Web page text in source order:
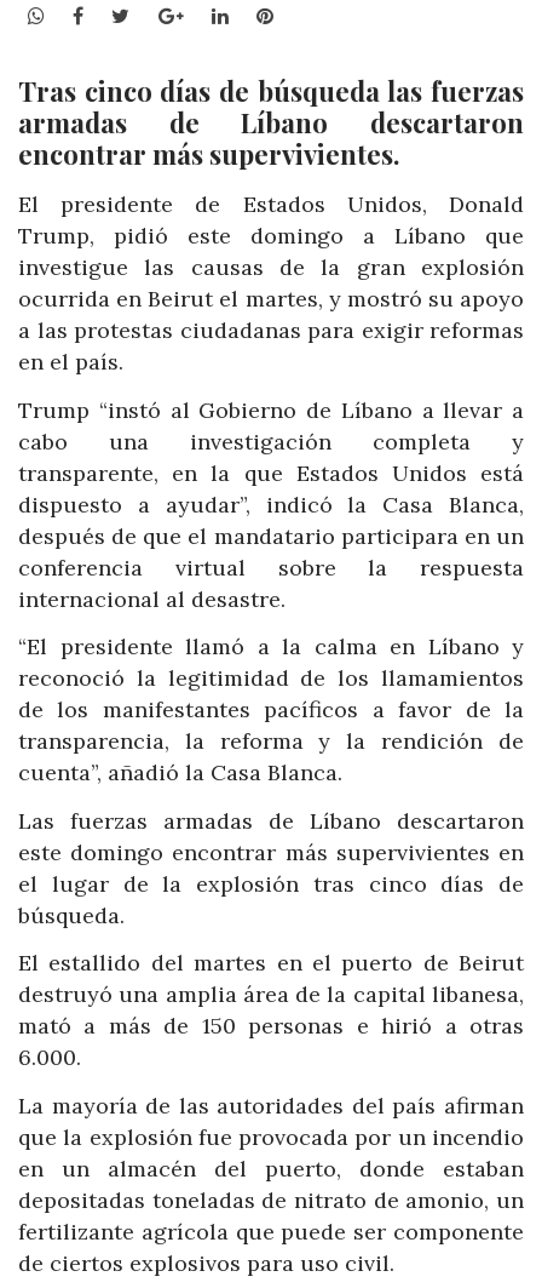
WhatsApp
Facebook
TwitterGoogle+LinkedInPinterest
Tras cinco días de búsqueda las fuerzas
armadas de Líbano descartaron
encontrar más supervivientes.
El presidente de Estados Unidos, Donald
Trump, pidió este domingo a Líbano que
investigue las causas de la gran explosión
ocurrida en Beirut el martes, y mostró su apoyo
a las protestas ciudadanas para exigir reformas
en el país.
Trump “instó al Gobierno de Líbano a llevar a
cabo una investigación completa y
transparente, en la que Estados Unidos está
dispuesto a ayudar”, indicó la Casa Blanca,
después de que el mandatario participara en un
conferencia virtual sobre la respuesta
internacional al desastre.
“El presidente llamó a la calma en Líbano y
reconoció la legitimidad de los llamamientos
de los manifestantes pacíficos a favor de la
transparencia, la reforma y la rendición de
cuenta”, añadió la Casa Blanca.
Las fuerzas armadas de Líbano descartaron
este domingo encontrar más supervivientes en
el lugar de la explosión tras cinco días de
búsqueda.
El estallido del martes en el puerto de Beirut
destruyó una amplia área de la capital libanesa,
mató a más de 150 personas e hirió a otras
6.000.
La mayoría de las autoridades del país afirman
que la explosión fue provocada por un incendio
en un almacén del puerto, donde estaban
depositadas toneladas de nitrato de amonio, un
fertilizante agrícola que puede ser componente
de ciertos explosivos para uso civil.